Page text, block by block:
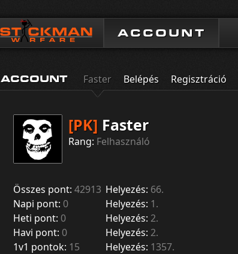
ACCOUNT
ACCOUNT Faster Belépés Regisztráció
[PK] Faster
Rang: Felhasználó
Összes pont: 42913 Helyezés: 66.
Napi pont: 0 Helyezés: 1.
Heti pont: 0 Helyezés: 2.
Havi pont: 0 Helyezés: 2.
1v1 pontok: 15 Helyezés: 1357.